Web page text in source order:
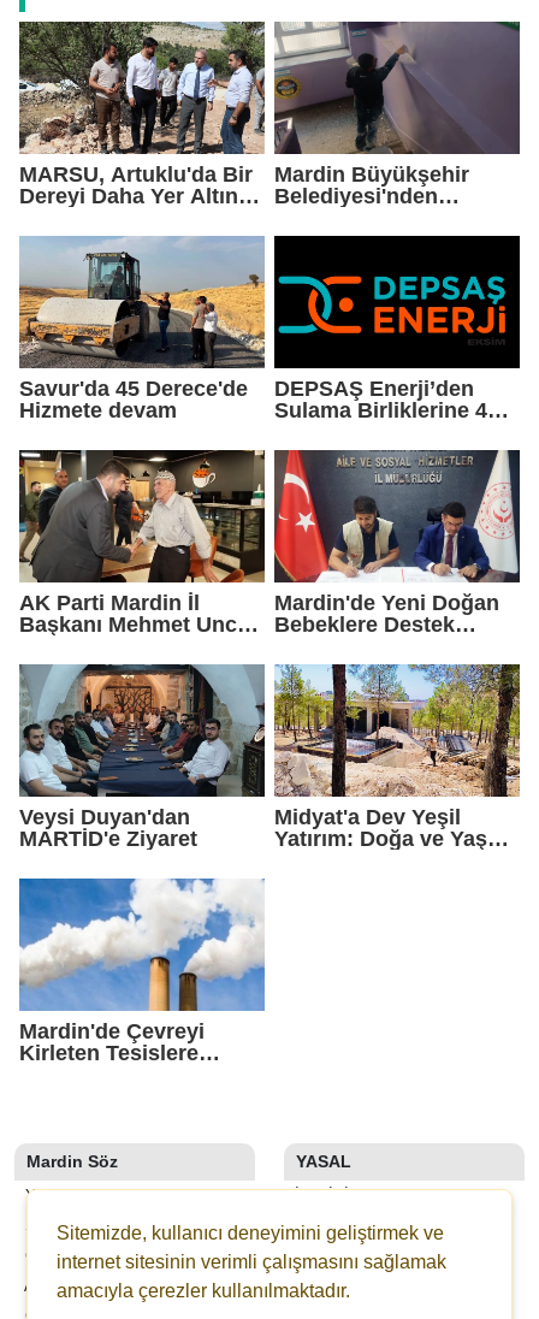
MARSU, Artuklu'da Bir
Dereyi Daha Yer Altına
Mardin Büyükşehir
Belediyesi'nden
Savur'da 45 Derece'de
Hizmete devam
DEPSAŞ Enerji’den
Sulama Birliklerine 48
AK Parti Mardin İl
Başkanı Mehmet Uncu:
Geleceğimizi
Korumaktır"
Mardin'de Yeni Doğan
Bebeklere Destek
Veysi Duyan'dan
MARTİD'e Ziyaret
Midyat'a Dev Yeşil
Yatırım: Doğa ve Yaşam
Mardin'de Çevreyi
Kirleten Tesislere
Mardin Söz
YAZARLAR
SON DAKİKA
GALERİLER
ANKETLER
YASAL
İLETIŞIM
KÜNYE
YAYIN İLKELERI
KURALLAR
Sitemizde, kullanıcı deneyimini geliştirmek ve
internet sitesinin verimli çalışmasını sağlamak
amacıyla çerezler kullanılmaktadır.